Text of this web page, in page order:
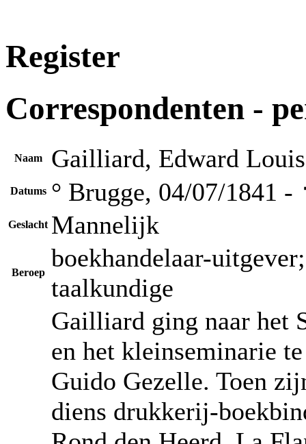
Register
Correspondenten -
Naam Gailliard, Edward Louis
Datums ° Brugge, 04/07/1841
Geslacht Mannelijk
Beroep
boekhandelaar-
taalkundige
Gailliard ging naar het
en het kleinseminarie
Guido Gezelle. Toen
diens drukkerij-